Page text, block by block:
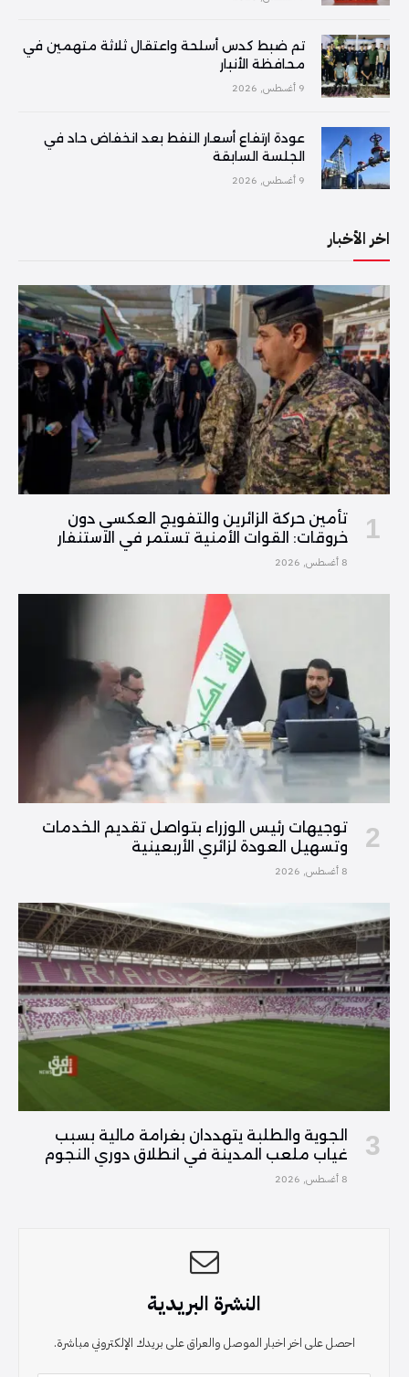
تم ضبط كدس أسلحة واعتقال ثلاثة متهمين في
محافظة الأنبار
9 أغسطس, 2026
عودة ارتفاع أسعار النفط بعد انخفاض حاد في
الجلسة السابقة
9 أغسطس, 2026
اخر الأخبار
تأمين حركة الزائرين والتفويج العكسي دون
خروقات: القوات الأمنية تستمر في الاستنفار
8 أغسطس, 2026
توجيهات رئيس الوزراء بتواصل تقديم الخدمات
وتسهيل العودة لزائري الأربعينية
8 أغسطس, 2026
الجوية والطلبة يتهددان بغرامة مالية بسبب
غياب ملعب المدينة في انطلاق دوري النجوم
8 أغسطس, 2026
النشرة البريدية
احصل على اخر اخبار الموصل والعراق على بريدك الإلكتروني مباشرة.